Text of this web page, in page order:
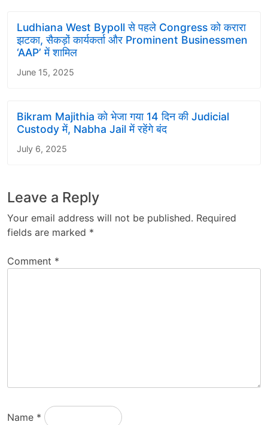
Ludhiana West Bypoll से पहले Congress को करारा
झटका, सैकड़ों कार्यकर्ता और Prominent Businessmen
‘AAP’ में शामिल
June 15, 2025
Bikram Majithia को भेजा गया 14 दिन की Judicial
Custody में, Nabha Jail में रहेंगे बंद
July 6, 2025
Leave a Reply
Your email address will not be published. Required
fields are marked *
Comment *
Name *